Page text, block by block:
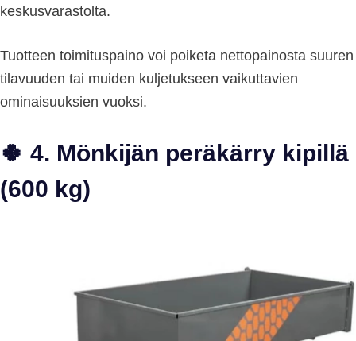
keskusvarastolta.
Tuotteen toimituspaino voi poiketa nettopainosta suuren
tilavuuden tai muiden kuljetukseen vaikuttavien
ominaisuuksien vuoksi.
🍀 4. Mönkijän peräkärry kipillä
(600 kg)